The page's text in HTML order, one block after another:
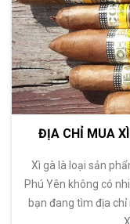
ĐỊA CHỈ MUA
Xì gà là loại sản
Phú Yên không có
bạn đang tìm địa chỉ